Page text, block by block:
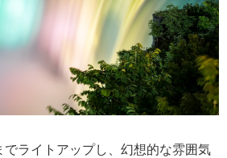
ライトアップし、幻想的な雰囲気